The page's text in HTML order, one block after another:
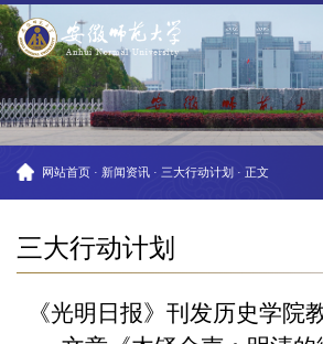
网站首页 · 新闻资讯 · 三大行动计划 · 正文
三大行动计划
《光明日报》刊发历史学院